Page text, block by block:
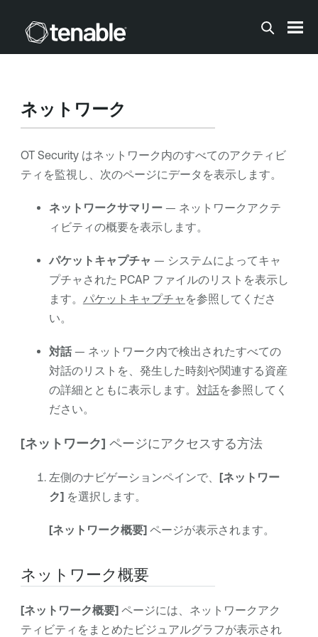
メインコンテンツに移動する
ネットワーク
OT Securityはネットワーク内のすべてのアクティビ
ティを監視し、次のページにデータを表示します。
ネットワークサマリー— ネットワークアクテ
ィビティの概要を表示します。
パケットキャプチャ — システムによってキャ
プチャされた PCAP ファイルのリストを表示し
ます。 パケットキャプチャ を参照してくださ
い。
対話— ネットワーク内で検出されたすべての
対話のリストを、発生した時刻や関連する資産
の詳細とともに表示します。 対話を参照してく
ださい。
[ネットワーク] ページにアクセスする方法
左側のナビゲーションペインで、 [ネットワー
ク]を選択します。
[ネットワーク概要]ページが表示されます。
ネットワーク概要
[ネットワーク概要]ページには、ネットワークアク
ティビティをまとめたビジュアルグラフが表示され